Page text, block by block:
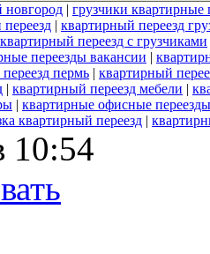
новгород | грузчики квартирные
| квартирный переезд
квартирный переезд с грузчиками
переезды вакансии |
пермь | квартирный
| квартирный переезд мебели |
| квартирные офисные переезды
квартирный переезд |
10:54